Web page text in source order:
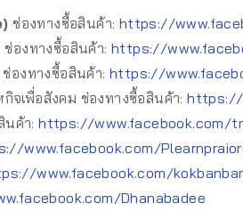
ช่องทางซื้อสินค้า: https://
ช่องทางซื้อสินค้า:https://
ช่องทางซื้อสินค้า:https://
กิจเพื่อสังคม ช่องทางซื้อสินค้า:https://
นค้า:https://www.facebook.com/
www.facebook.com/
www.facebook.com/
Dhanabadee